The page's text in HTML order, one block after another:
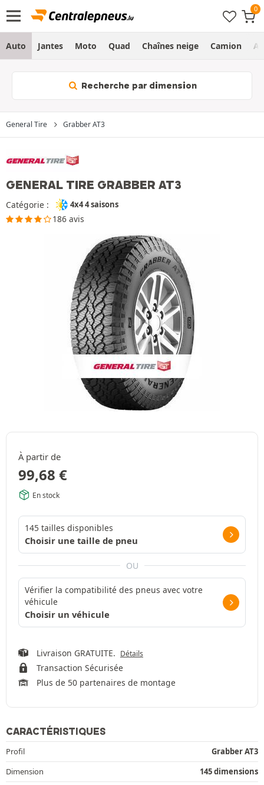
Auto Jantes Moto Quad Chaînes neige Camion
Recherche par dimension
General Tire Grabber AT3
GENERAL TIRE GRABBER AT3
Catégorie : 4x4 4 saisons
186 avis
À partir de
99,68 €
En stock
145 tailles disponibles
Choisir une taille de pneu
OU
Vérifier la compatibilité des pneus avec votre
véhicule
Choisir un véhicule
Livraison GRATUITE. Détails
Transaction Sécurisée
Plus de 50 partenaires de montage
CARACTÉRISTIQUES
Profil
Grabber AT3
Dimension
145 dimensions